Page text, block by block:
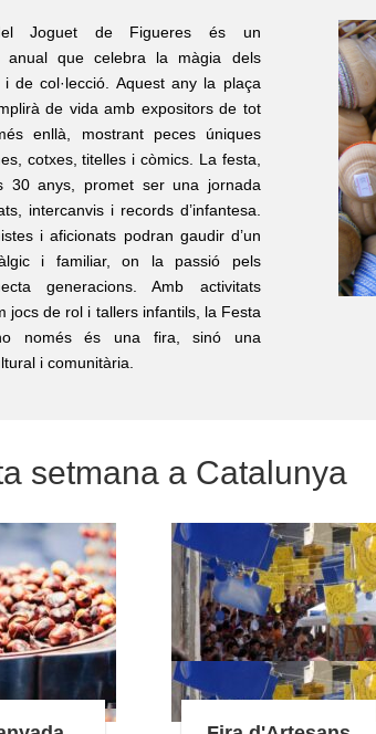
Joguet de Figueres és un
anual que celebra la màgia dels
i de col·lecció. Aquest any la plaça
de vida amb expositors de tot
enllà, mostrant peces úniques
cotxes, titelles i còmics. La festa,
30 anys, promet ser una jornada
intercanvis i records d’infantesa.
i aficionats podran gaudir d’un
i familiar, on la passió pels
generacions. Amb activitats
jocs de rol i tallers infantils, la Festa
només és una fira, sinó una
i comunitària.
setmana a Catalunya